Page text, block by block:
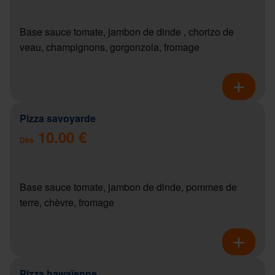
Base sauce tomate, jambon de dinde , chorizo de
veau, champignons, gorgonzola, fromage
Pizza savoyarde
Dès 10.00 €
Base sauce tomate, jambon de dinde, pommes de
terre, chèvre, fromage